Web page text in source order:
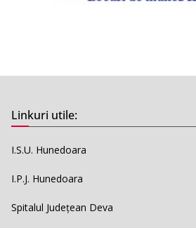
Linkuri utile:
I.S.U. Hunedoara
I.P.J. Hunedoara
Spitalul Județean Deva